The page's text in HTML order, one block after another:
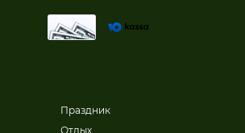
Праздник
Отдых